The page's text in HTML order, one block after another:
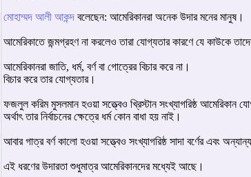
মোহাম্মদ আলী আকন্দ বলেছেন: আমেরিকানরা অনেক উদার মনের মানুষ।
আমেরিকাতে জন্মগ্রহণ না করলেও তারা যোগ্যতার কারণে যে কাউকে
আমেরিকানরা জাতি, ধর্ম, বর্ণ বা গোত্রের বিচার করে না।
বিচার করে তার যোগ্যতার।
ফজলুল করিম মুসলমান হওয়া সত্ত্বেও খ্রিস্টান সংখ্যাগরিষ্ঠ আমেরিকান
অর্থাৎ তার নির্বাচনের ক্ষেত্রে ধর্ম কোন বাধা হয় নাই।
আবার গাত্র বর্ণ কালো হওয়া সত্ত্বেও সংখ্যাগরিষ্ঠ সাদা বর্ণের এবং
এই ধরণের উদারতা শুধুমাত্র আমেরিকানদের মধ্যেই আছে।